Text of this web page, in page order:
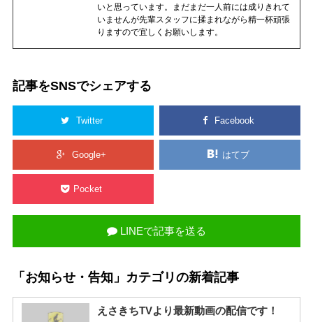
いと思っています。まだまだ一人前には成りきれて
いませんが先輩スタッフに揉まれながら精一杯頑張
りますので宜しくお願いします。
記事をSNSでシェアする
Twitter Facebook
Google+ はてブ
Pocket
LINEで記事を送る
「お知らせ・告知」カテゴリの新着記事
えさきちTVより最新動画の配信です！